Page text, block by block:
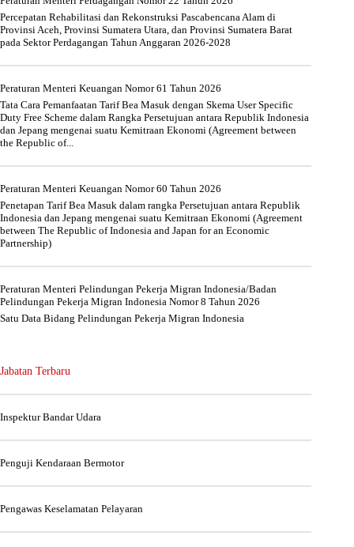
Percepatan Rehabilitasi dan Rekonstruksi Pascabencana Alam di
Provinsi Aceh, Provinsi Sumatera Utara, dan Provinsi Sumatera Barat
pada Sektor Perdagangan Tahun Anggaran 2026-2028
Peraturan Menteri Keuangan Nomor 61 Tahun 2026
Tata Cara Pemanfaatan Tarif Bea Masuk dengan Skema User Specific
Duty Free Scheme dalam Rangka Persetujuan antara Republik Indonesia
dan Jepang mengenai suatu Kemitraan Ekonomi (Agreement between
the Republic of...
Peraturan Menteri Keuangan Nomor 60 Tahun 2026
Penetapan Tarif Bea Masuk dalam rangka Persetujuan antara Republik
Indonesia dan Jepang mengenai suatu Kemitraan Ekonomi (Agreement
between The Republic of Indonesia and Japan for an Economic
Partnership)
Peraturan Menteri Pelindungan Pekerja Migran Indonesia/Badan
Pelindungan Pekerja Migran Indonesia Nomor 8 Tahun 2026
Satu Data Bidang Pelindungan Pekerja Migran Indonesia
Jabatan Terbaru
Inspektur Bandar Udara
Penguji Kendaraan Bermotor
Pengawas Keselamatan Pelayaran